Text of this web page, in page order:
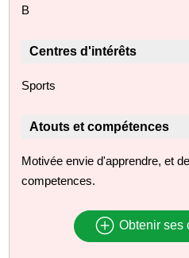
B
Centres d'intérêts
Sports
Atouts et compétences
Motivée envie d'apprendre, et
competences.
Obtenir ses